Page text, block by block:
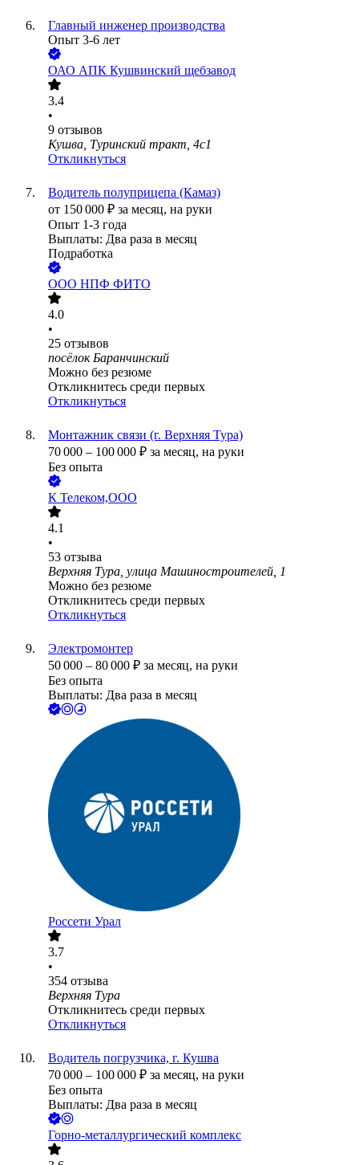
Главный инженер производства
Опыт 3-6 лет
ОАО АПК Кушвинский щебзавод
3.4
•
9 отзывов
Кушва, Туринский тракт, 4с1
Откликнуться
Водитель полуприцепа (Камаз)
от 150 000 ₽ за месяц, на руки
Опыт 1-3 года
Выплаты: Два раза в месяц
Подработка
ООО НПФ ФИТО
4.0
•
25 отзывов
посёлок Баранчинский
Можно без резюме
Откликнитесь среди первых
Откликнуться
Монтажник связи (г. Верхняя Тура)
70 000 – 100 000 ₽ за месяц, на руки
Без опыта
К Телеком,ООО
4.1
•
53 отзыва
Верхняя Тура, улица Машиностроителей, 1
Можно без резюме
Откликнитесь среди первых
Откликнуться
Электромонтер
50 000 – 80 000 ₽ за месяц, на руки
Без опыта
Выплаты: Два раза в месяц
Россети Урал
3.7
•
354 отзыва
Верхняя Тура
Откликнитесь среди первых
Откликнуться
Водитель погрузчика, г. Кушва
70 000 – 100 000 ₽ за месяц, на руки
Без опыта
Выплаты: Два раза в месяц
Горно-металлургический комплекс